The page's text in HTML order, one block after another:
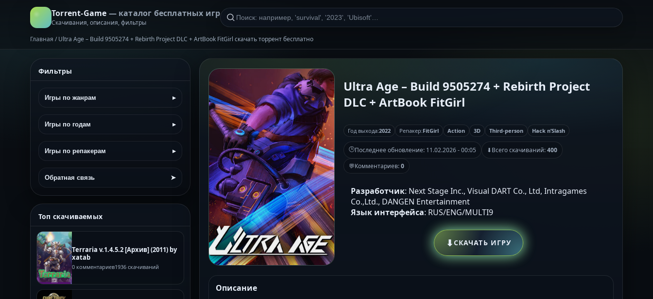
Torrent-Game — каталог бесплатных игр
Скачивания, описания, фильтры
Главная / Ultra Age – Build 9505274 + Rebirth Project DLC + ArtBook FitGirl скачать торрент бесплатно
Фильтры
Игры по жанрам ▸
Игры по годам ▸
Игры по репакерам ▸
Обратная связь ➤
Топ скачиваемых
Terraria v.1.4.5.2 [Архив] (2011) by
xatab
0 комментариев1936 скачиваний
Ultra Age – Build 9505274 + Rebirth Project
DLC + ArtBook FitGirl
Год выхода:2022 Репакер:FitGirl Action 3D Third-person Hack n’Slash
🕒Последнее обновление: 11.02.2026 - 00:05 ⬇Всего скачиваний:400
💬Комментариев:0
Разработчик: Next Stage Inc., Visual DART Co., Ltd, Intragames
Co.,Ltd., DANGEN Entertainment
Язык интерфейса: RUS/ENG/MULTI9
⬇СКАЧАТЬ ИГРУ
Описание